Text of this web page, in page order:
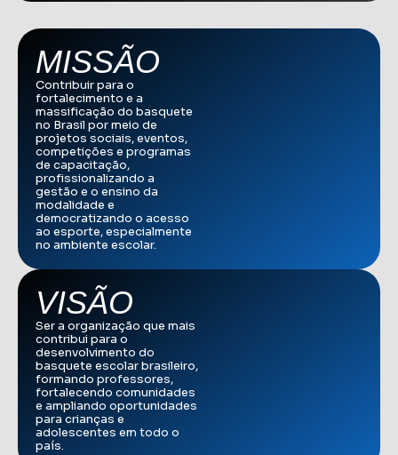
MISSÃO
Contribuir para o
fortalecimento e a
massificação do basquete
no Brasil por meio de
projetos sociais, eventos,
competições e programas
de capacitação,
profissionalizando a
gestão e o ensino da
modalidade e
democratizando o acesso
ao esporte, especialmente
no ambiente escolar.
VISÃO
Ser a organização que mais
contribui para o
desenvolvimento do
basquete escolar brasileiro,
formando professores,
fortalecendo comunidades
e ampliando oportunidades
para crianças e
adolescentes em todo o
país.